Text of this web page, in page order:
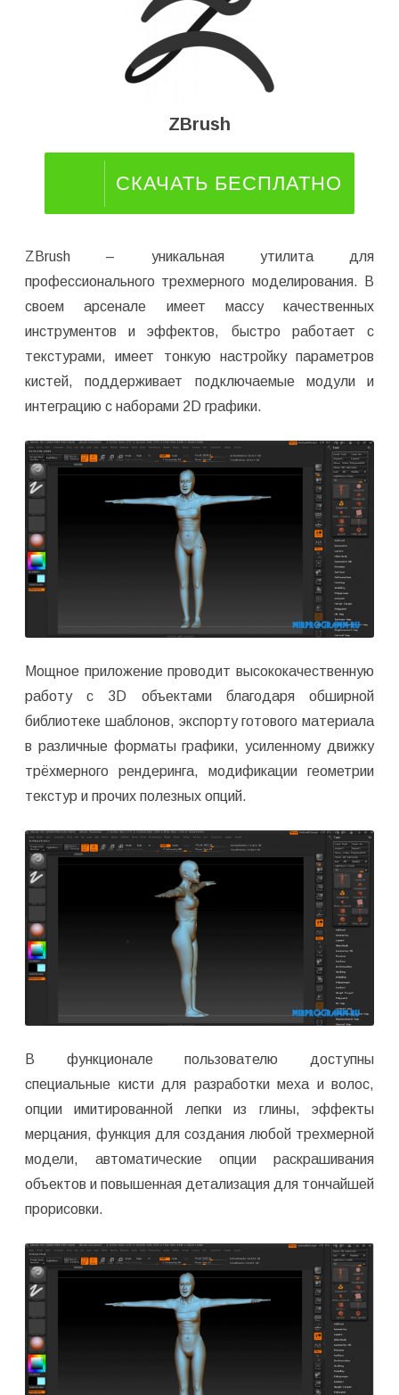
ZBrush
СКАЧАТЬ БЕСПЛАТНО
ZBrush – уникальная утилита для
профессионального трехмерного моделирования. В
своем арсенале имеет массу качественных
инструментов и эффектов, быстро работает с
текстурами, имеет тонкую настройку параметров
кистей, поддерживает подключаемые модули и
интеграцию с наборами 2D графики.
Мощное приложение проводит высококачественную
работу с 3D объектами благодаря обширной
библиотеке шаблонов, экспорту готового материала
в различные форматы графики, усиленному движку
трёхмерного рендеринга, модификации геометрии
текстур и прочих полезных опций.
В функционале пользователю доступны
специальные кисти для разработки меха и волос,
опции имитированной лепки из глины, эффекты
мерцания, функция для создания любой трехмерной
модели, автоматические опции раскрашивания
объектов и повышенная детализация для тончайшей
прорисовки.